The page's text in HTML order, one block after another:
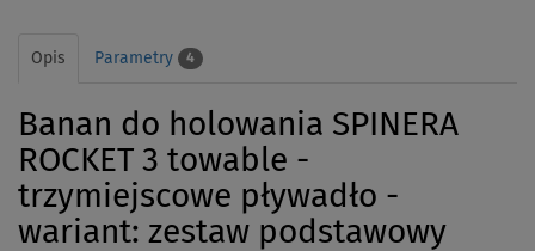
Opis Parametry 4
Banan do holowania SPINERA
ROCKET 3 towable -
trzymiejscowe pływadło -
wariant: zestaw podstawowy